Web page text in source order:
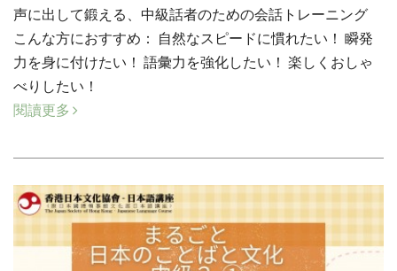
声に出して鍛える、中級話者のための会話トレーニング
こんな方におすすめ： 自然なスピードに慣れたい！ 瞬発
力を身に付けたい！ 語彙力を強化したい！ 楽しくおしゃ
べりしたい！
閱讀更多